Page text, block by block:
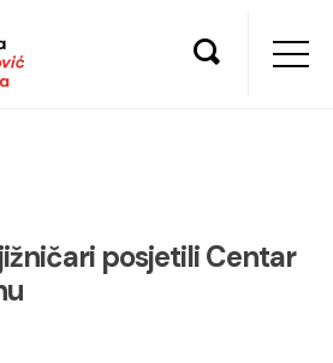
posjetili Centar